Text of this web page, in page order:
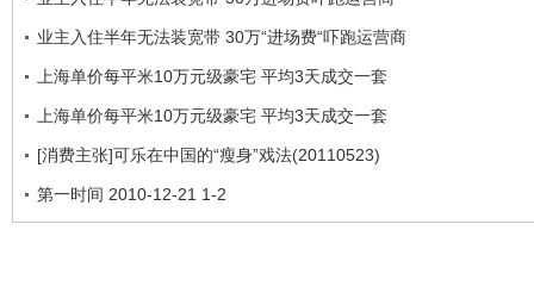
业主入住半年无法装宽带 30万“进场费“吓跑运营商
上海单价每平米10万元级豪宅 平均3天成交一套
上海单价每平米10万元级豪宅 平均3天成交一套
[消费主张]可乐在中国的“瘦身”戏法(20110523)
第一时间 2010-12-21 1-2